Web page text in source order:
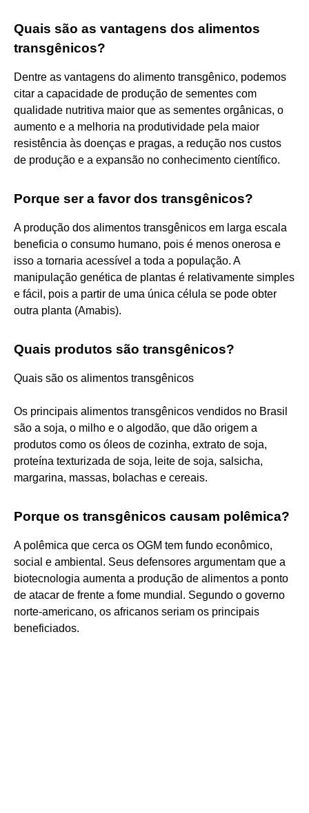
Quais são as vantagens dos alimentos
transgênicos?
Dentre as vantagens do alimento transgênico, podemos
citar a capacidade de produção de sementes com
qualidade nutritiva maior que as sementes orgânicas, o
aumento e a melhoria na produtividade pela maior
resistência às doenças e pragas, a redução nos custos
de produção e a expansão no conhecimento científico.
Porque ser a favor dos transgênicos?
A produção dos alimentos transgênicos em larga escala
beneficia o consumo humano, pois é menos onerosa e
isso a tornaria acessível a toda a população. A
manipulação genética de plantas é relativamente simples
e fácil, pois a partir de uma única célula se pode obter
outra planta (Amabis).
Quais produtos são transgênicos?
Quais são os alimentos transgênicos
Os principais alimentos transgênicos vendidos no Brasil
são a soja, o milho e o algodão, que dão origem a
produtos como os óleos de cozinha, extrato de soja,
proteína texturizada de soja, leite de soja, salsicha,
margarina, massas, bolachas e cereais.
Porque os transgênicos causam polêmica?
A polêmica que cerca os OGM tem fundo econômico,
social e ambiental. Seus defensores argumentam que a
biotecnologia aumenta a produção de alimentos a ponto
de atacar de frente a fome mundial. Segundo o governo
norte-americano, os africanos seriam os principais
beneficiados.